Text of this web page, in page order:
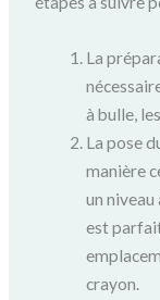
La
à bulle,
La pose
manière
un
est
crayon.